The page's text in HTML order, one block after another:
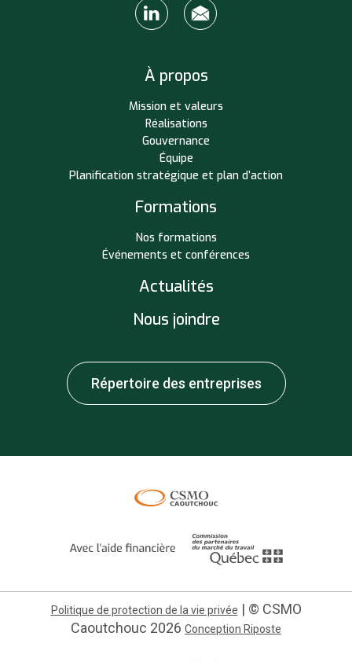
À propos
Mission et valeurs
Réalisations
Gouvernance
Équipe
Planification stratégique et plan d’action
Formations
Nos formations
Événements et conférences
Actualités
Nous joindre
Répertoire des entreprises
Politique de protection de la vie privée | © CSMO
Caoutchouc 2026 Conception Riposte